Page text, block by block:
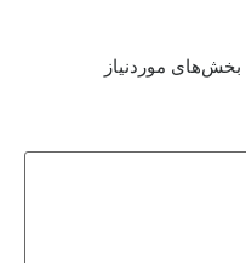
بخش‌های موردنیاز